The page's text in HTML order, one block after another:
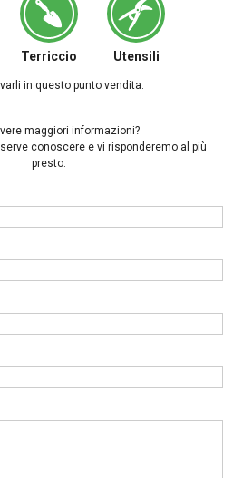
Terriccio Utensili
in questo punto vendita.
maggiori informazioni?
conoscere e vi risponderemo al più
presto.